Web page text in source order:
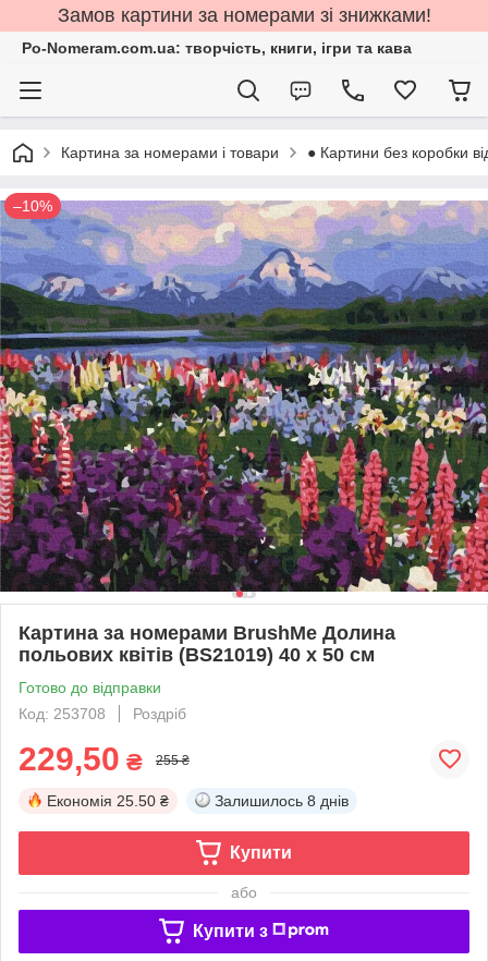
Замов картини за номерами зі знижками!
Po-Nomeram.com.ua: творчість, книги, ігри та кава
Картина за номерами і товари ● Картини без коробки
–10%
Картина за номерами BrushMe Долина
польових квітів (BS21019) 40 х 50 см
Готово до відправки
Код: 253708
Роздріб
229,50 ₴ 255 ₴
Економія 25.50 ₴ Залишилось 8 днів
Купити
або
Купити з